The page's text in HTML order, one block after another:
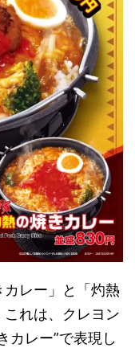
レー」と「灼熱
れは、クレヨン
カレー”で表現し